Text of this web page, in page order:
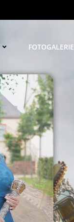
FOTOGALERIE